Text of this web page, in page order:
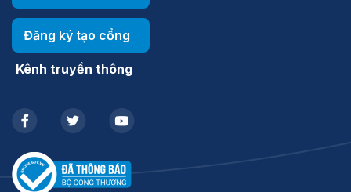
Đăng ký tạo cổng
Kênh truyền thông